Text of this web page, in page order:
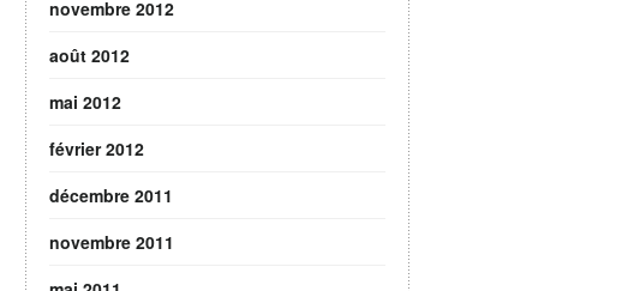
novembre 2012
août 2012
mai 2012
février 2012
décembre 2011
novembre 2011